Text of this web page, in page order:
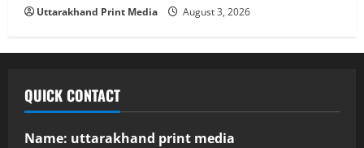
Uttarakhand Print Media August 3, 2026
QUICK CONTACT
Name: uttarakhand print media